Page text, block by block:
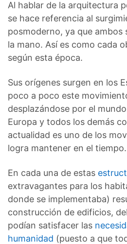
Al hablar de la arquitectura
se hace referencia al
posmoderno, ya que ambos
la mano. Así es como cada
según esta época.
Sus orígenes surgen en los
poco a poco este
desplazándose por el
Europa y todos los demás
actualidad es uno de los
logra mantener en el tiempo.
En cada una de estas
extravagantes para los
donde se implementaba)
construcción de edificios,
podían satisfacer las
humanidad (puesto a que